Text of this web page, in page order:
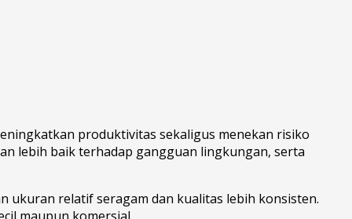
produktivitas sekaligus menekan risiko
lebih baik terhadap gangguan lingkungan, serta
ukuran relatif seragam dan kualitas lebih konsisten.